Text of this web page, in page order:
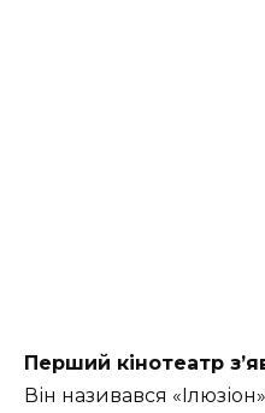
Перший кінотеатр
Він називався